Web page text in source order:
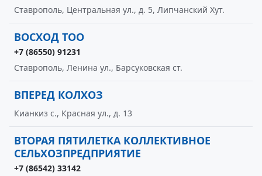
Ставрополь, Центральная ул., д. 5, Липчанский Хут.
ВОСХОД ТОО
+7 (86550) 91231
Ставрополь, Ленина ул., Барсуковская ст.
ВПЕРЕД КОЛХОЗ
Кианкиз с., Красная ул., д. 13
ВТОРАЯ ПЯТИЛЕТКА КОЛЛЕКТИВНОЕ
СЕЛЬХОЗПРЕДПРИЯТИЕ
+7 (86542) 33142